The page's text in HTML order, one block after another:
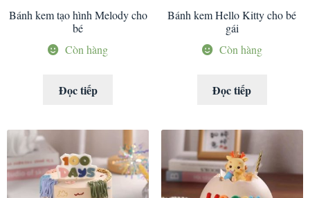
Bánh kem tạo hình Melody cho
bé
Còn hàng
Đọc tiếp
Bánh kem Hello Kitty cho bé
gái
Còn hàng
Đọc tiếp